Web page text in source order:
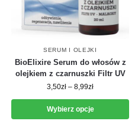
SERUM I OLEJKI
BioElixire Serum do włosów z
olejkiem z czarnuszki Filtr UV
3,50zł – 8,99zł
Wybierz opcje